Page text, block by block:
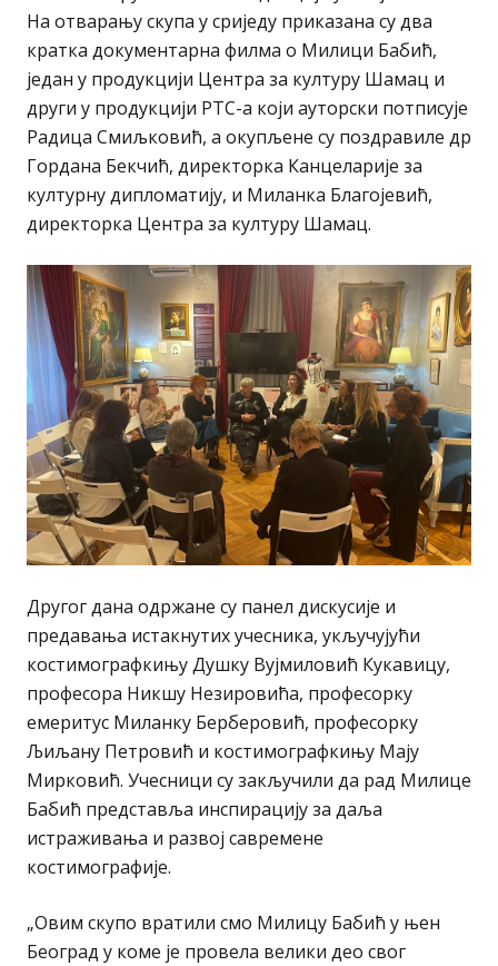
На отварању скупа у сриједу приказана су два
кратка документарна филма о Милици Бабић,
један у продукцији Центра за културу Шамац и
други у продукцији РТС-а који ауторски потписује
Радица Смиљковић, а окупљене су поздравиле др
Гордана Бекчић, директорка Канцеларије за
културну дипломатију, и Миланка Благојевић,
директорка Центра за културу Шамац.
Другог дана одржане су панел дискусије и
предавања истакнутих учесника, укључујући
костимографкињу Душку Вујмиловић Кукавицу,
професора Никшу Незировића, професорку
емеритус Миланку Берберовић, професорку
Љиљану Петровић и костимографкињу Мају
Мирковић. Учесници су закључили да рад Милице
Бабић представља инспирацију за даља
истраживања и развој савремене
костимографије.
„Овим скупо вратили смо Милицу Бабић у њен
Београд у коме је провела велики део свог